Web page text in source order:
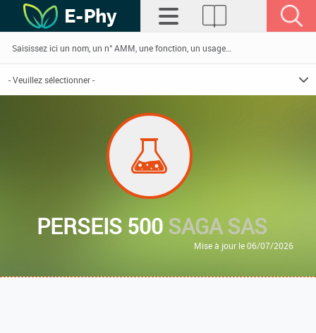
PERSEIS 500SAGA SAS
Mise à jour le 06/07/2026